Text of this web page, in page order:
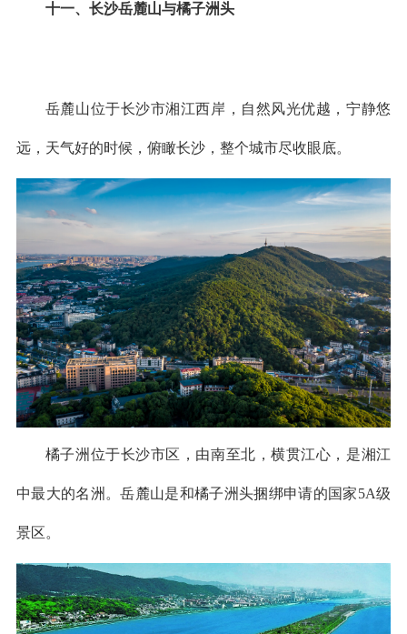
十一、长沙岳麓山与橘子洲头
岳麓山位于长沙市湘江西岸，自然风光优越，宁静悠
远，天气好的时候，俯瞰长沙，整个城市尽收眼底。
橘子洲位于长沙市区，由南至北，横贯江心，是湘江
中最大的名洲。岳麓山是和橘子洲头捆绑申请的国家5A级
景区。